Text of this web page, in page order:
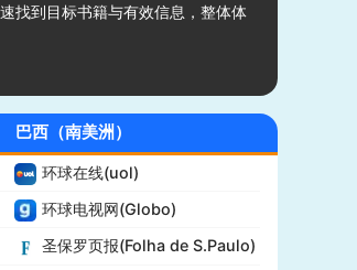
找到目标书籍与有效信息，整体体
巴西（南美洲）
环球在线(uol)
环球电视网(Globo)
圣保罗页报(Folha de S.Paulo)